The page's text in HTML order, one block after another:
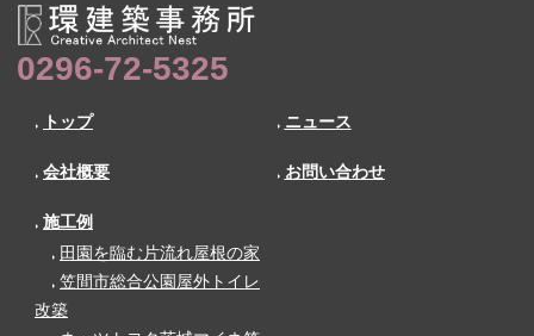
0296-72-5325
トップ ニュース
会社概要 お問い合わせ
施工例
田園を臨む片流れ屋根の家
笠間市総合公園屋外トイレ
改築